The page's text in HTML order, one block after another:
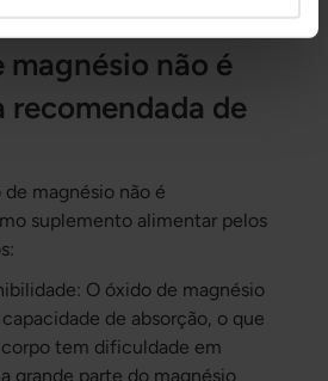
magnésio não é
recomendada de
magnésio não é
suplemento alimentar pelos
O óxido de magnésio
de absorção, o que
tem dificuldade em
grande parte do magnésio